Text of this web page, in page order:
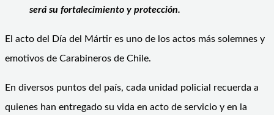
será su fortalecimiento y protección.
El acto del Día del Mártir es uno de los actos más solemnes y
emotivos de Carabineros de Chile.
En diversos puntos del país, cada unidad policial recuerda a
quienes han entregado su vida en acto de servicio y en la